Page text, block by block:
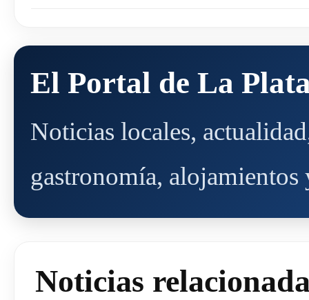
El Portal de La
Noticias locales,
gastronomía,
Noticias